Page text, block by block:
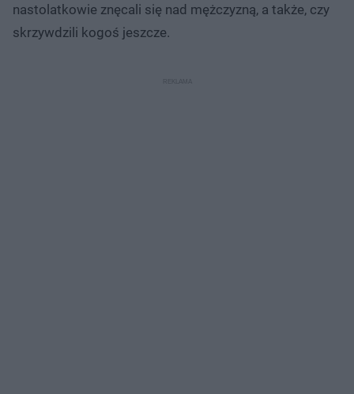
nastolatkowie znęcali się nad mężczyzną, a także, czy
skrzywdzili kogoś jeszcze.